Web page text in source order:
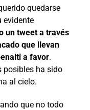
quedarse
evidente
un tweet a través
que llevan
a favor.
posibles ha sido
al cielo.
que no todo